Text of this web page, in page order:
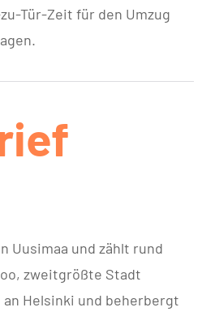
Tür-Zeit für den Umzug
Uusimaa und zählt rund
zweitgrößte Stadt
Helsinki und beherbergt